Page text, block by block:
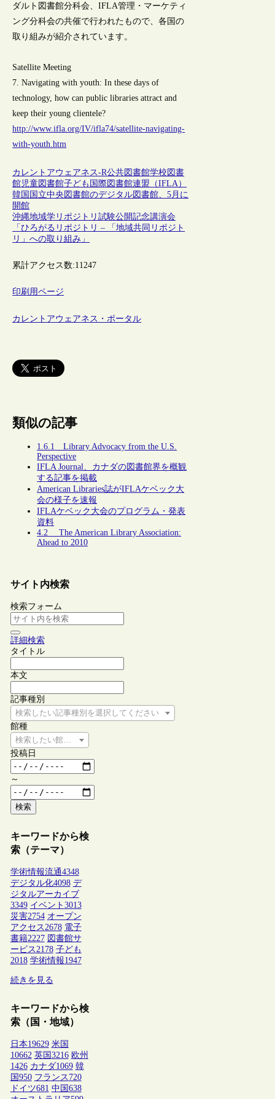
ダルト図書館分科会、IFLA管理・マーケティ
ング分科会の共催で行われたもので、各国の
取り組みが紹介されています。
Satellite Meeting
7. Navigating with youth: In these days of
technology, how can public libraries attract and
keep their young clientele?
http://www.ifla.org/IV/ifla74/satellite-navigating-
with-youth.htm
カレントアウェアネス-R公共図書館学校図書
館児童図書館子ども 国際図書館連盟（IFLA）
韓国国立中央図書館のデジタル図書館、5月に
開館
沖縄地域学リポジトリ試験公開記念講演会
「ひろがるリポジトリ – 「地域共同リポジト
リ」への取り組み」
累計アクセス数:11247
印刷用ページ
カレントアウェアネス・ポータル
類似の記事
1.6.1 Library Advocacy from the U.S.
Perspective
IFLA Journal、カナダの図書館界を概観
する記事を掲載
American Libraries誌がIFLAケベック大
会の様子を速報
IFLAケベック大会のプログラム・発表
資料
4.2 The American Library Association:
Ahead to 2010
サイト内検索
検索フォーム
詳細検索
タイトル
本文
記事種別
検索したい記事種別を選択してください
館種
検索したい館種を選択してください
投稿日
～
検索
キーワードから検
索（テーマ）
学術情報流通4348
デジタル化4098 デ
ジタルアーカイブ
3349 イベント 3013
災害2754 オープン
アクセス2678 電子
書籍2227 図書館サ
ービス2178 子ども
2018 学術情報1947
続きを見る
キーワードから検
索（国・地域）
日本19629 米国
10662 英国 3216 欧州
1426 カナダ1069 韓
国 950 フランス 720
ドイツ681 中国 638